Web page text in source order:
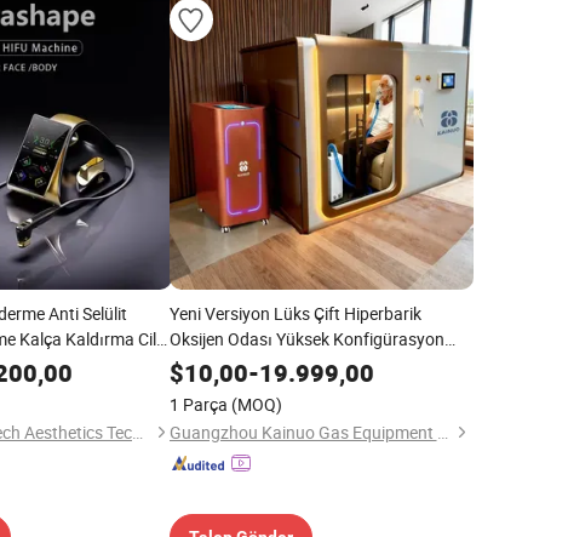
Anti Selülit
Kalça Kaldırma Cilt
Terapisi Güzellik
Guangzhou Zimtech Aesthetics Technology Co., Ltd.
Yeni Versiyon Lüks Çift Hiperbarik
Oksijen Odası Yüksek Konfigürasyon
Geniş Alan Ev Sağlık Bakımı Güzellik
Salonu Ekipmanı
$10,00-19.999,00
1 Parça (MOQ)
Guangzhou Kainuo Gas Equipment Co., Ltd.